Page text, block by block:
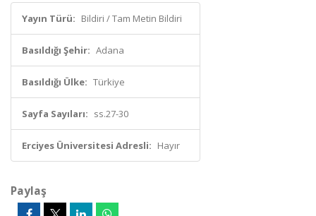
Yayın Türü: Bildiri / Tam Metin Bildiri
Basıldığı Şehir: Adana
Basıldığı Ülke: Türkiye
Sayfa Sayıları: ss.27-30
Erciyes Üniversitesi Adresli: Hayır
Paylaş